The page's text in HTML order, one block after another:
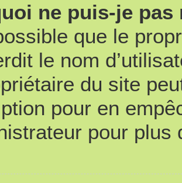
ne puis-je pas
que le
le nom
du site
pour en
pour